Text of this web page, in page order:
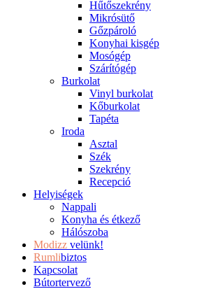
Hűtőszekrény
Mikrósütő
Gőzpároló
Konyhai kisgép
Mosógép
Szárítógép
Burkolat
Vinyl burkolat
Kőburkolat
Tapéta
Iroda
Asztal
Szék
Szekrény
Recepció
Helyiségek
Nappali
Konyha és étkező
Hálószoba
Modizz velünk!
Rumlibiztos
Kapcsolat
Bútortervező